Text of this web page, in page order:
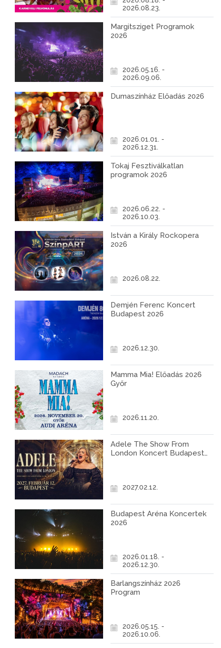
2026.08.23.
Margitsziget Programok
2026
2026.05.16. -
2026.09.06.
Dumaszínház Előadás 2026
2026.01.01. -
2026.12.31.
Tokaj Fesztiválkatlan
programok 2026
2026.06.22. -
2026.10.03.
István a Király Rockopera
2026
2026.08.22.
Demjén Ferenc Koncert
Budapest 2026
2026.12.30.
Mamma Mia! Előadás 2026
Győr
2026.11.20.
Adele The Show From
London Koncert Budapest
2027.02.12.
Budapest Aréna Koncertek
2026
2026.01.18. -
2026.12.30.
Barlangszínház 2026
Program
2026.05.15. -
2026.10.06.